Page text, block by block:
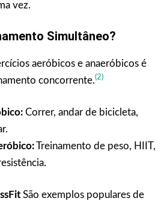
vez.
Simultâneo?
aeróbicos e anaeróbicos é
concorrente.(2)
Correr, andar de bicicleta,
Treinamento de peso, HIIT,
São exemplos populares de